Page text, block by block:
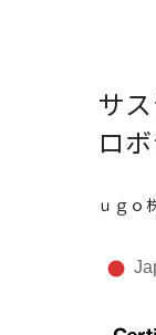
サ
ロ
ｕｇｏ